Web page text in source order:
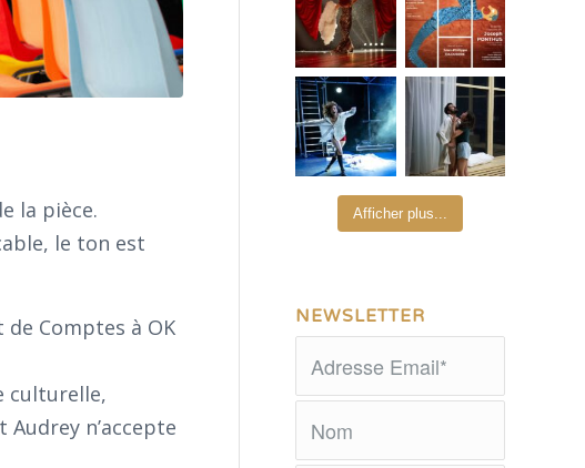
la pièce.
le ton est
Comptes à OK
culturelle,
n’accepte
Afficher plus...
NEWSLETTER